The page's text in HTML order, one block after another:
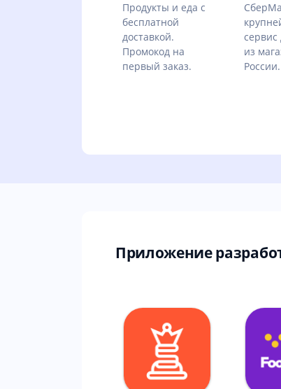
Продукты и еда с
бесплатной
доставкой.
Промокод на
первый заказ.
сервис
из
России.
Приложение